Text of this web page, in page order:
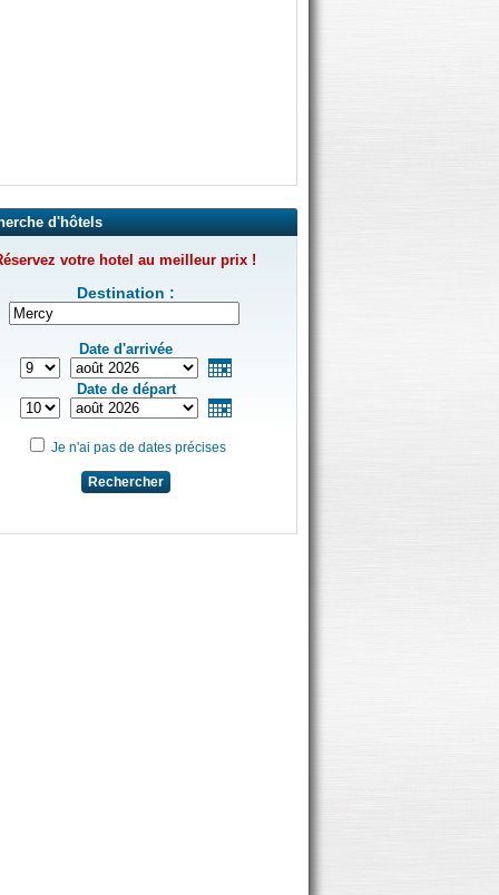
d'hôtels
votre hotel au meilleur prix !
Destination :
Date d'arrivée
Date de départ
Je n'ai pas de dates précises
Rechercher